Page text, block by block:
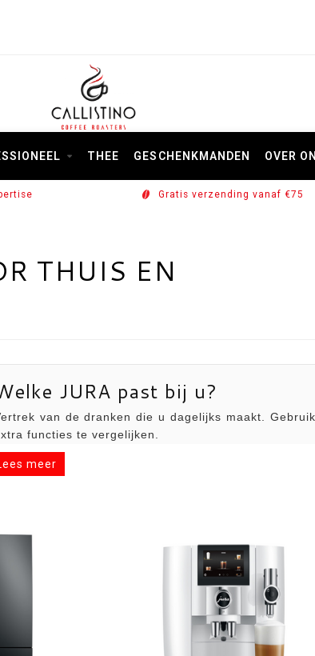
THEE GESCHENKMANDEN OVER
Gratis verzending vanaf €75
THUIS EN
JURA past bij u?
van de dranken die u dagelijks maakt.
functies te vergelijken.
Vooral zwarte koffie
Plan een adviesgesprek
meer